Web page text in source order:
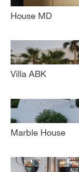
House MD
Villa ABK
Marble House